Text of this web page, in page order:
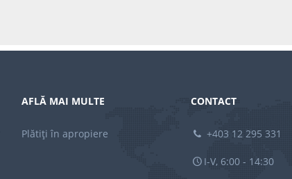
AFLĂ MAI MULTE
Plătiți în apropiere
CONTACT
+403 12 295 331
I-V, 6:00 - 14:30